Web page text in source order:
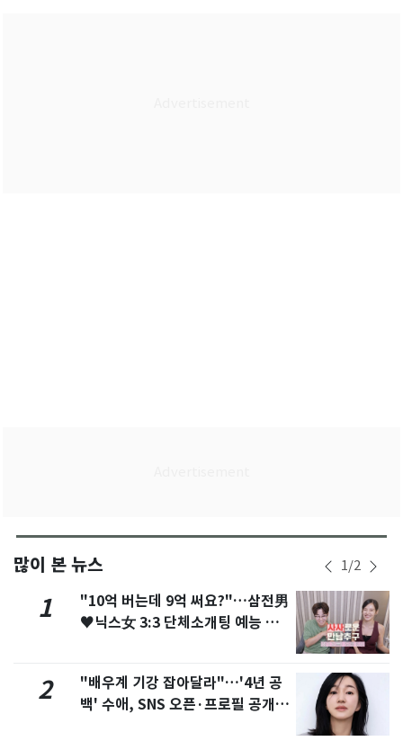
많이 본 뉴스 1/2
1
"10억 버는데 9억 써요?"…삼전男
♥닉스女 3:3 단체소개팅 예능 화
2
"배우계 기강 잡아달라"…'4년 공
백' 수애, SNS 오픈·프로필 공개